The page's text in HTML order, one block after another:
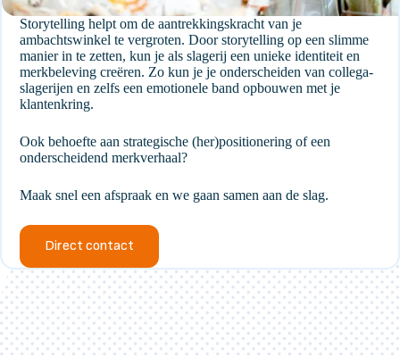
Storytelling helpt om de aantrekkingskracht van je
ambachtswinkel te vergroten. Door storytelling op een slimme
manier in te zetten, kun je als slagerij een unieke identiteit en
merkbeleving creëren. Zo kun je je onderscheiden van collega-
slagerijen en zelfs een emotionele band opbouwen met je
klantenkring.
Ook behoefte aan strategische (her)positionering of een
onderscheidend merkverhaal?
Maak snel een afspraak en we gaan samen aan de slag.
Direct contact